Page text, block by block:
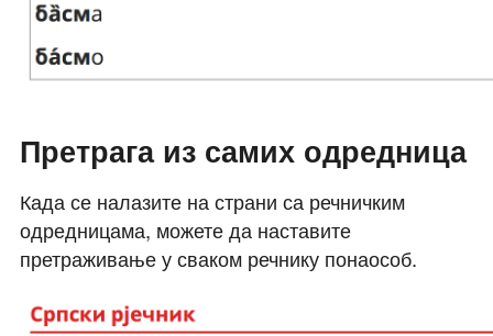
Претрага из самих одредница
Када се налазите на страни са речничким
одредницама, можете да наставите
претраживање у сваком речнику понаособ.